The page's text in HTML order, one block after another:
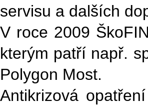
servisu a dalších
V roce 2009
kterým patří např.
Polygon Most.
Antikrizová